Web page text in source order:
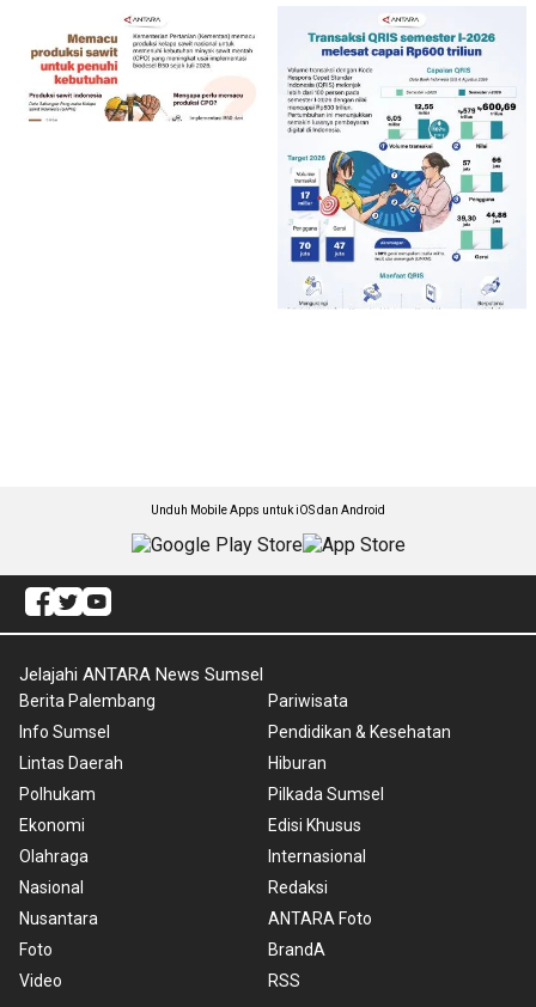
Unduh Mobile Apps untuk iOS dan Android
Jelajahi ANTARA News Sumsel
Berita Palembang
Info Sumsel
Lintas Daerah
Polhukam
Ekonomi
Olahraga
Nasional
Nusantara
Foto
Video
Pariwisata
Pendidikan & Kesehatan
Hiburan
Pilkada Sumsel
Edisi Khusus
Internasional
Redaksi
ANTARA Foto
BrandA
RSS